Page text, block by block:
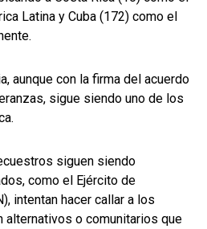
Latina y Cuba (172) como el
aunque con la firma del acuerdo
sigue siendo uno de los
siguen siendo
como el Ejército de
intentan hacer callar a los
alternativos o comunitarios que